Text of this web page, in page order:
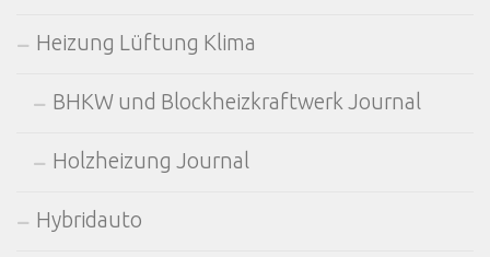
Heizung Lüftung Klima
BHKW und Blockheizkraftwerk Journal
Holzheizung Journal
Hybridauto